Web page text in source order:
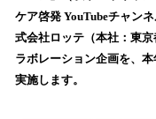
読
込
み
中
ケア啓発 YouTubeチャン
式会社ロッテ（本社：東
ラボレーション企画を、
実施します。